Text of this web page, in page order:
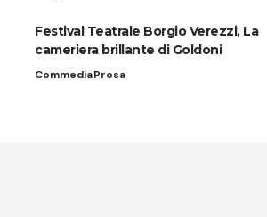
Festival Teatrale Borgio Verezzi, La
cameriera brillante di Goldoni
CommediaProsa